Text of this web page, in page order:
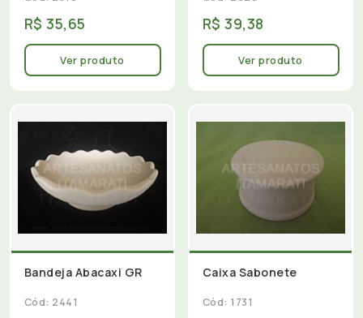
R$ 35,65
Ver produto
R$ 39,38
Ver produto
Bandeja Abacaxi GR
Cód: 2441
Caixa Sabonete
Cód: 1731